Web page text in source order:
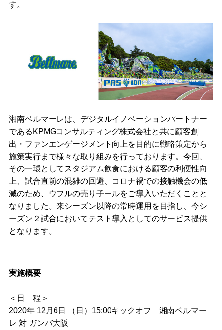
す。
湘南ベルマーレは、デジタルイノベーションパートナー
であるKPMGコンサルティング株式会社と共に顧客創
出・ファンエンゲージメント向上を目的に戦略策定から
施策実行まで様々な取り組みを行っております。今回、
その一環としてスタジアム飲食における顧客の利便性向
上、試合直前の混雑の回避、コロナ禍での接触機会の低
減のため、ウフルの売り子ールをご導入いただくことと
なりました。来シーズン以降の常時運用を目指し、今シ
ーズン２試合においてテスト導入としてのサービス提供
となります。
実施概要
＜日 程＞
2020年 12月6日 （日）15:00キックオフ 湘南ベルマー
レ 対 ガンバ大阪